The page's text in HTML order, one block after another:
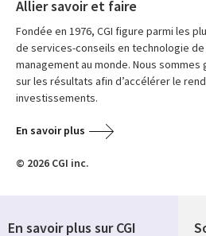
Allier savoir et faire
Fondée en 1976, CGI figure parmi les
de services-conseils en technologie de
management au monde. Nous
sur les résultats afin d’accélérer le
investissements.
En savoir plus
© 2026 CGI inc.
En savoir plus sur CGI